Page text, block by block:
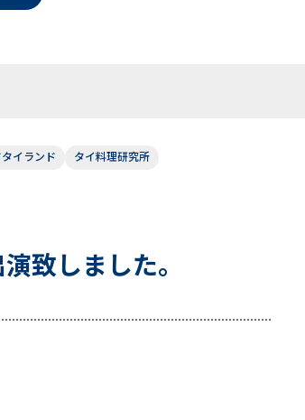
イランド
タイ料理研究所
致しました。